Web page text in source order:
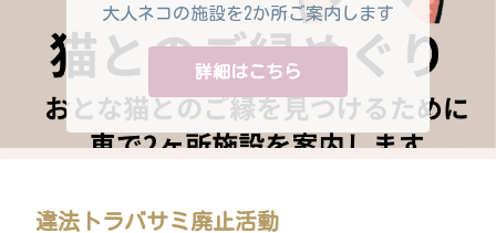
大人ネコの施設を2か所ご案内します
詳細はこちら
違法トラバサミ廃止活動